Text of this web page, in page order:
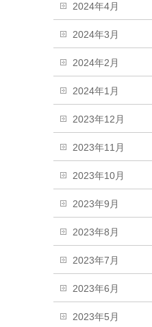
2024年4月
2024年3月
2024年2月
2024年1月
2023年12月
2023年11月
2023年10月
2023年9月
2023年8月
2023年7月
2023年6月
2023年5月